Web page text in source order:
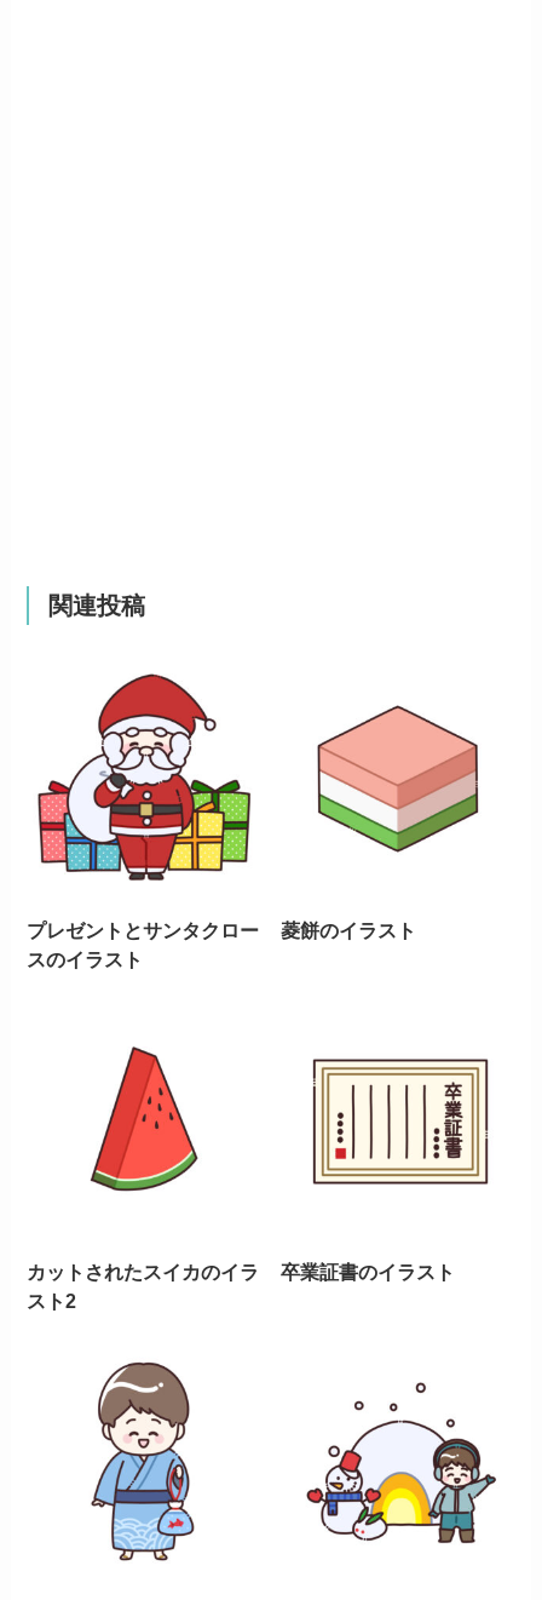
関連投稿
プレゼントとサンタクロー
スのイラスト
菱餅のイラスト
カットされたスイカのイラ
スト2
卒業証書のイラスト